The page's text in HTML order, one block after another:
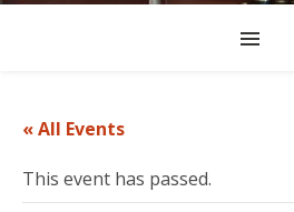
« All Events
This event has passed.